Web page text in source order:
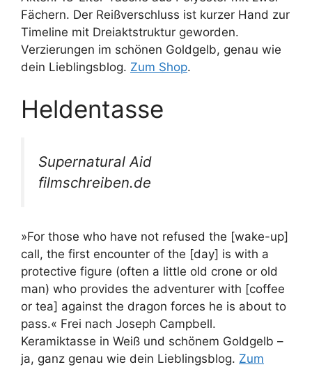
Fächern. Der Reißverschluss ist kurzer Hand zur
Timeline mit Dreiaktstruktur geworden.
Verzierungen im schönen Goldgelb, genau wie
dein Lieblingsblog. Zum Shop.
Heldentasse
Supernatural Aid
filmschreiben.de
»For those who have not refused the [wake-up]
call, the first encounter of the [day] is with a
protective figure (often a little old crone or old
man) who provides the adventurer with [coffee
or tea] against the dragon forces he is about to
pass.« Frei nach Joseph Campbell.
Keramiktasse in Weiß und schönem Goldgelb –
ja, ganz genau wie dein Lieblingsblog. Zum